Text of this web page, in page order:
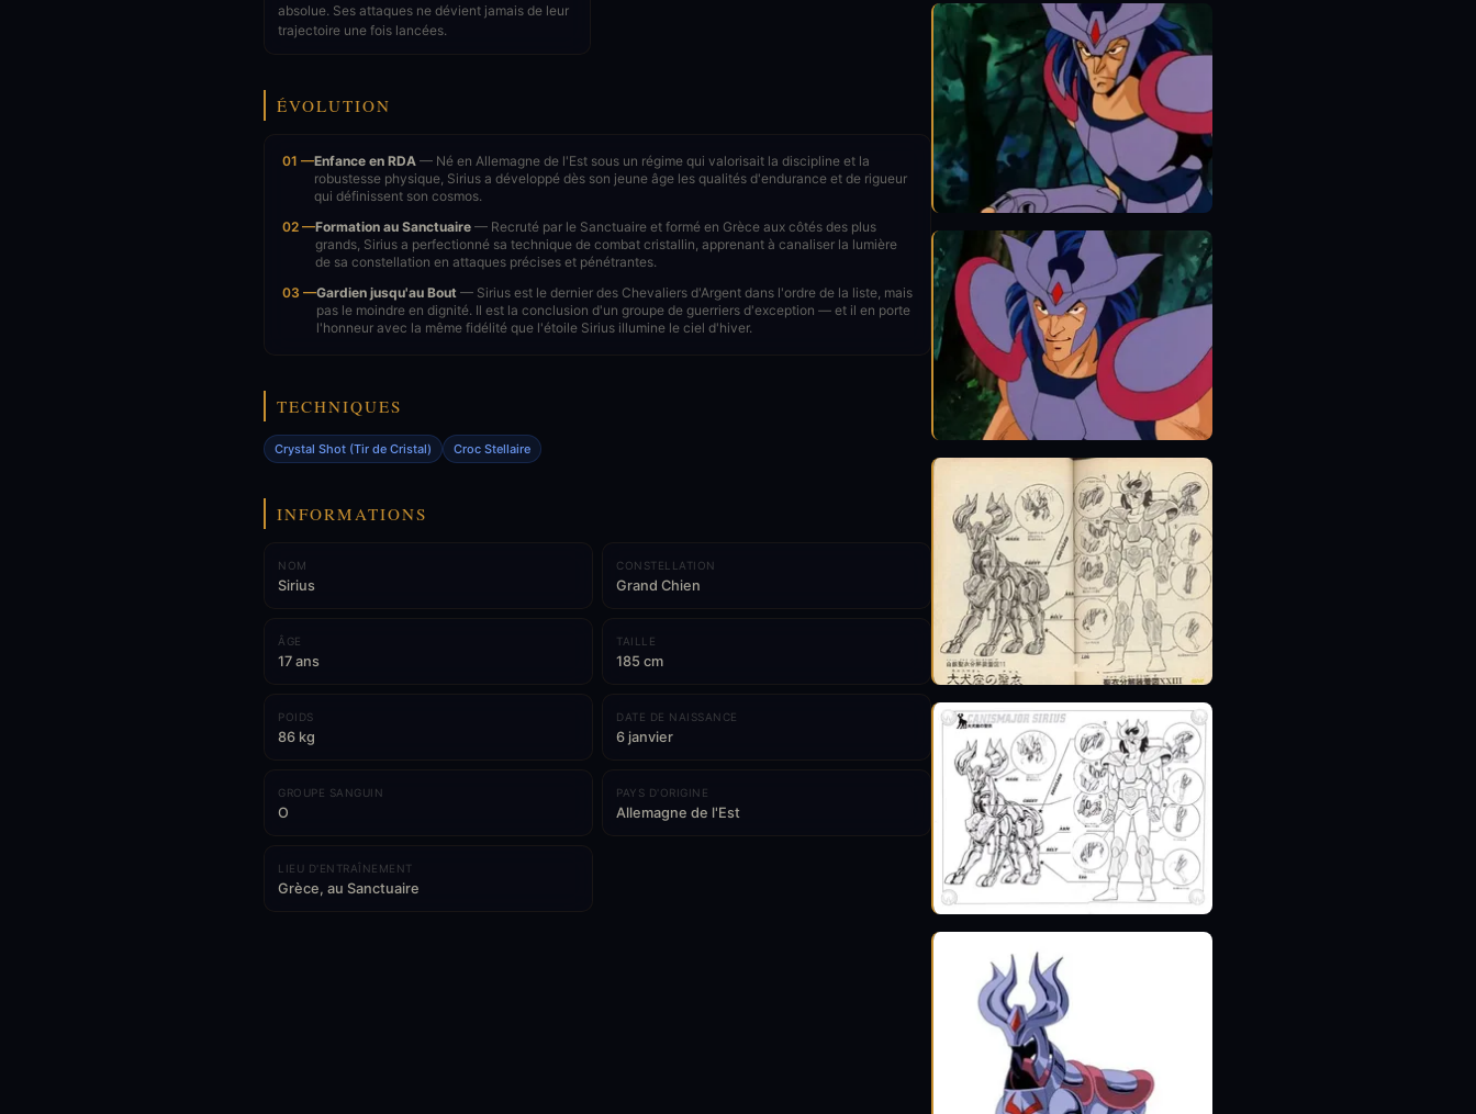
absolue. Ses attaques ne dévient jamais de leur
trajectoire une fois lancées.
ÉVOLUTION
01 —Enfance en RDA — Né en Allemagne de l'Est sous un régime qui valorisait la discipline et la
robustesse physique, Sirius a développé dès son jeune âge les qualités d'endurance et de rigueur
qui définissent son cosmos.
02 —Formation au Sanctuaire — Recruté par le Sanctuaire et formé en Grèce aux côtés des plus
grands, Sirius a perfectionné sa technique de combat cristallin, apprenant à canaliser la lumière
de sa constellation en attaques précises et pénétrantes.
03 —Gardien jusqu'au Bout — Sirius est le dernier des Chevaliers d'Argent dans l'ordre de la liste, mais
pas le moindre en dignité. Il est la conclusion d'un groupe de guerriers d'exception — et il en porte
l'honneur avec la même fidélité que l'étoile Sirius illumine le ciel d'hiver.
TECHNIQUES
Crystal Shot (Tir de Cristal) Croc Stellaire
INFORMATIONS
NOM
Sirius
CONSTELLATION
Grand Chien
ÂGE
17 ans
TAILLE
185 cm
POIDS
86 kg
DATE DE NAISSANCE
6 janvier
GROUPE SANGUIN
O
PAYS D'ORIGINE
Allemagne de l'Est
LIEU D'ENTRAÎNEMENT
Grèce, au Sanctuaire